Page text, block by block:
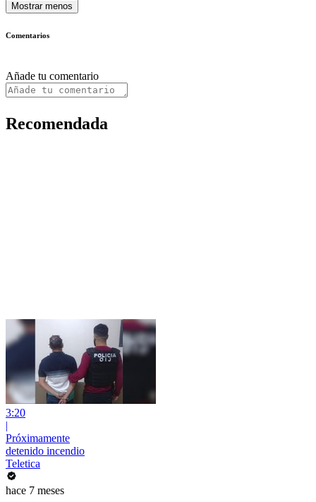
Mostrar menos
Comentarios
Añade tu comentario
Recomendada
3:20
|
Próximamente
detenido incendio
Teletica
hace 7 meses